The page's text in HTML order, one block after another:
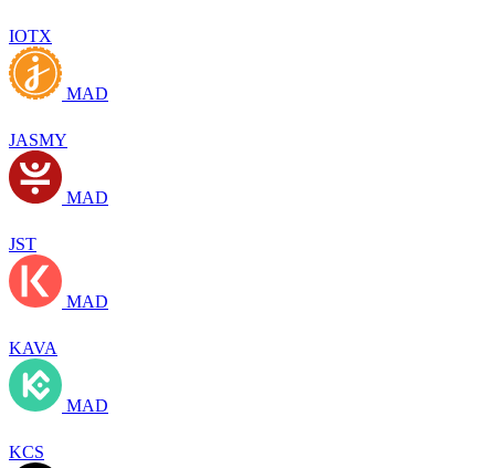
IOTX
MAD
JASMY
MAD
JST
MAD
KAVA
MAD
KCS